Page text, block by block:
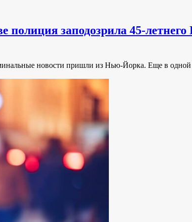
полиция заподозрила 45-
новости пришли из Нью-Йорка. Еще в